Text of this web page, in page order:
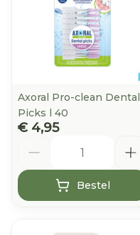
Axoral Pro-clean Dental
Picks l 40
€ 4,95
Bestel